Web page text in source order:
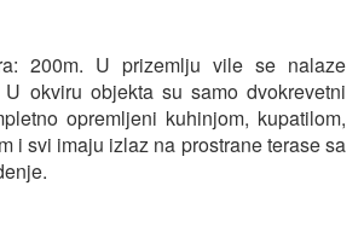
200m. U prizemlju vile se nalaze
okviru objekta su samo dvokrevetni
opremljeni kuhinjom, kupatilom,
i svi imaju izlaz na prostrane terase sa